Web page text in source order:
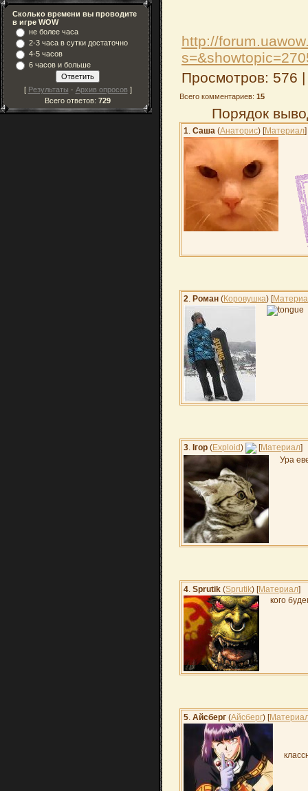
Сколько времени вы проводите
в игре WOW
не более часа
2-3 часа в сутки достаточно
4-5 часов
6 часов и больше
[ Результаты · Архив опросов ]
Всего ответов: 729
http://
Просмотров: 576
Всего комментариев: 15
Порядок
1 Саша (Анаторис) [Материал]
2 Роман (Коровушка) [
3 Ігор (Exploid) [Материал]
Ура
4 Sprutik (Sprutik) [Материал]
кого
5 Айсберг (Айсберг) [